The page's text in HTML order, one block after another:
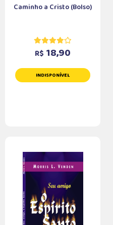
Caminho a Cristo (Bolso)
R$ 18,90
INDISPONÍVEL